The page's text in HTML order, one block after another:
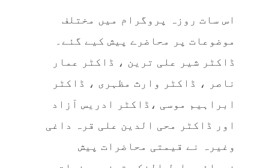
اس سات روزہ پروگرام میں مختلف
موضوعات پر محاضرے پیش کیے گئے۔
ڈاکٹر شیر علی ترین ، ڈاکٹر عمار
ناصر ، ڈاکٹر وارث مظہری ، ڈاکٹر
ابراہیم موسی ،ڈاکٹر ادریس آزاد
اور ڈاکٹر محی الدین علی قرہ داغی
وغیرہ نے قیمتی محاضرات پیش